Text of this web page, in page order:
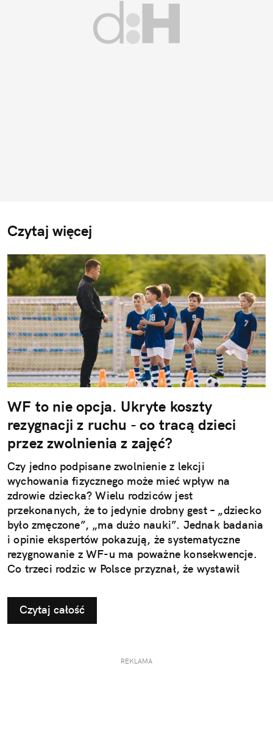
Czytaj więcej
WF to nie opcja. Ukryte koszty
rezygnacji z ruchu - co tracą dzieci
przez zwolnienia z zajęć?
Czy jedno podpisane zwolnienie z lekcji
wychowania fizycznego może mieć wpływ na
zdrowie dziecka? Wielu rodziców jest
przekonanych, że to jedynie drobny gest – „dziecko
było zmęczone”, „ma dużo nauki”. Jednak badania
i opinie ekspertów pokazują, że systematyczne
rezygnowanie z WF-u ma poważne konsekwencje.
Co trzeci rodzic w Polsce przyznał, że wystawił
ruchowych. Ta pozornie niewinna decyzja w
dłuższej perspektywie odbiera najmłodszym szansę
na prawidłowy rozwój i budowanie odporności, a
ujawniają się dopiero w dorosłym życiu.
Czytaj całość
REKLAMA